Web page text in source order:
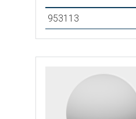
953113